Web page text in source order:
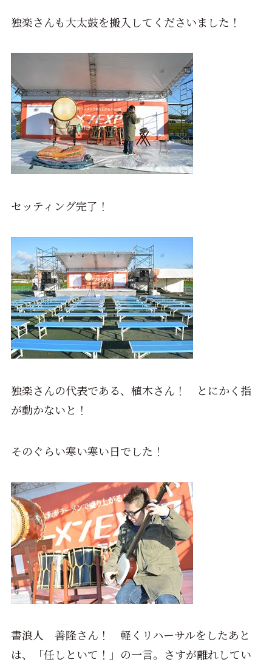
独楽さんも大太鼓を搬入してくださいました！
セッティング完了！
独楽さんの代表である、植木さん！ とにかく指
が動かないと！
そのぐらい寒い寒い日でした！
書浪人 善隆さん！ 軽くリハーサルをしたあと
は、「任しといて！」の一言。さすが離れしてい